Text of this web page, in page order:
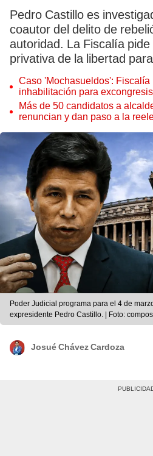
Pedro Castillo es
coautor del delito de
autoridad. La Fiscalía
privativa de la libertad
Caso 'Mochasueldos': Fiscalía
inhabilitación para
Cordero Jon Tay
Más de 50 candidatos a
renuncian y dan paso a la
Poder Judicial programa para el 4 de
expresidente Pedro Castillo. | Foto:
Josué Chávez Cardoza